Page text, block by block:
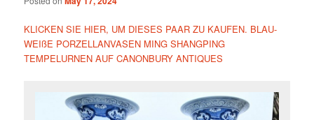
KLICKEN SIE HIER, UM DIESES PAAR ZU KAUFEN. BLAU-
WEIßE PORZELLANVASEN MING SHANGPING
TEMPELURNEN AUF CANONBURY ANTIQUES